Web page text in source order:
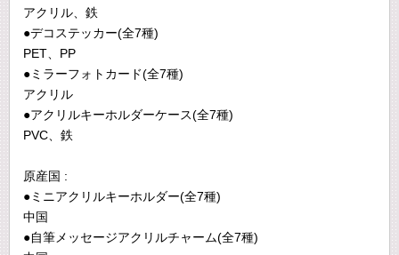
アクリル、鉄
●デコステッカー(全7種)
PET、PP
●ミラーフォトカード(全7種)
アクリル
●アクリルキーホルダーケース(全7種)
PVC、鉄
原産国 :
●ミニアクリルキーホルダー(全7種)
中国
●自筆メッセージアクリルチャーム(全7種)